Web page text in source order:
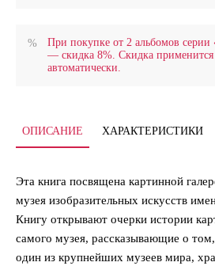
При покупке от 2 альбомов
— скидка 8%. Скидка
автоматически.
ОПИСАНИЕ ХАРАКТЕРИСТИКИ
Эта книга посвящена картинной
музея изобразительных искусств
Книгу открывают очерки истории
самого музея, рассказывающие о
один из крупнейших музеев мира,